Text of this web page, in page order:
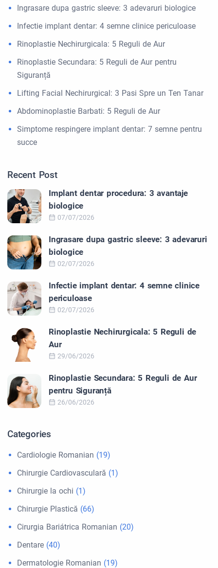
Ingrasare dupa gastric sleeve: 3 adevaruri biologice
Infectie implant dentar: 4 semne clinice periculoase
Rinoplastie Nechirurgicala: 5 Reguli de Aur
Rinoplastie Secundara: 5 Reguli de Aur pentru
Siguranță
Lifting Facial Nechirurgical: 3 Pasi Spre un Ten Tanar
Abdominoplastie Barbati: 5 Reguli de Aur
Simptome respingere implant dentar: 7 semne pentru
succe
Recent Post
Implant dentar procedura: 3 avantaje
biologice
07/07/2026
Ingrasare dupa gastric sleeve: 3 adevaruri
biologice
02/07/2026
Infectie implant dentar: 4 semne clinice
periculoase
02/07/2026
Rinoplastie Nechirurgicala: 5 Reguli de
Aur
29/06/2026
Rinoplastie Secundara: 5 Reguli de Aur
pentru Siguranță
26/06/2026
Categories
Cardiologie Romanian (19)
Chirurgie Cardiovasculară (1)
Chirurgie la ochi (1)
Chirurgie Plastică (66)
Cirurgia Bariátrica Romanian (20)
Dentare (40)
Dermatologie Romanian (19)